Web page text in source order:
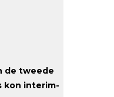
de tweede
kon interim-